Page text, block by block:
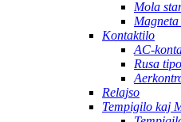
Mola
Kontaktilo
AC-
Rusa tipo
Relajso
Tempigilo kaj